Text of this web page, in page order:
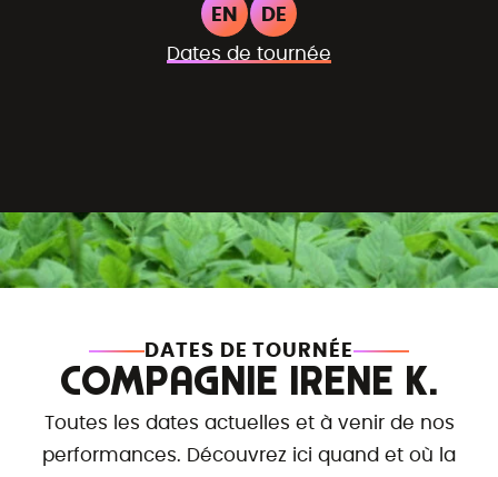
DATES DE TOURNÉE
COMPAGNIE IRENE K.
Toutes les dates actuelles et à venir de nos
performances. Découvrez ici quand et où la
EN DE
Dates de tournée